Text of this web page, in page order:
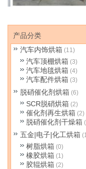
产品分类
汽车内饰烘箱 (11)
汽车顶棚烘箱 (3)
汽车地毯烘箱 (4)
汽车配件烘箱 (3)
脱硝催化剂烘箱 (6)
SCR脱硝烘箱 (2)
催化剂再生烘箱 (2)
脱硝催化剂干燥箱
五金|电子|化工烘箱
树脂烘箱 (0)
橡胶烘箱 (1)
胶辊烘箱 (2)